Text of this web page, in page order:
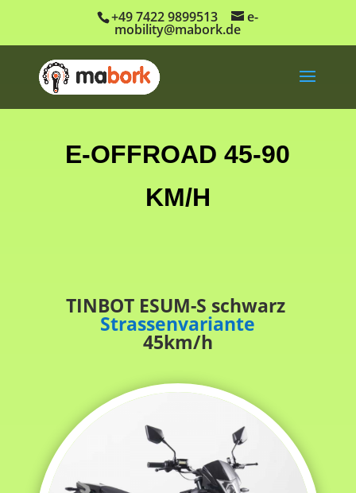
+49 7422 9899513 e-
mobility@mabork.de
E-OFFROAD 45-90
KM/H
TINBOT ESUM-S schwarz
Strassenvariante
45km/h